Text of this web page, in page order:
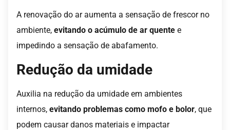
A renovação do ar aumenta a sensação de frescor no
ambiente, evitando o acúmulo de ar quente e
impedindo a sensação de abafamento.
Redução da umidade
Auxilia na redução da umidade em ambientes
internos, evitando problemas como mofo e bolor, que
podem causar danos materiais e impactar